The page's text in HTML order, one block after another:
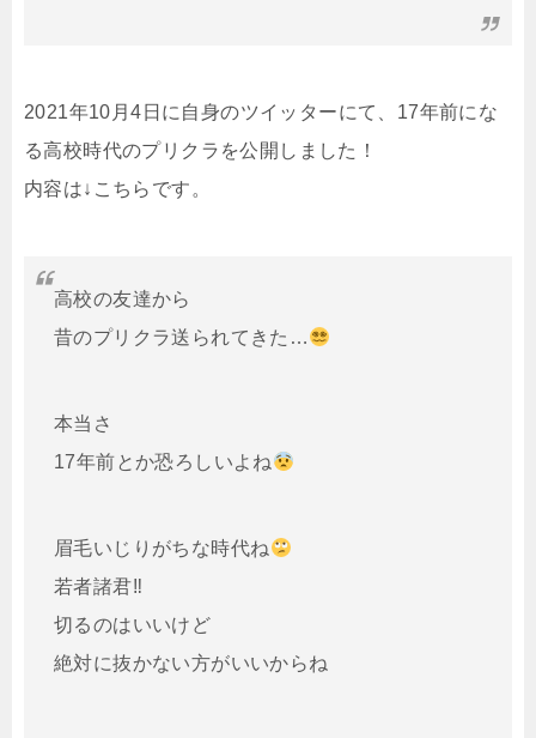
2021年10月4日に自身のツイッターにて、17年前にな
る高校時代のプリクラを公開しました！
内容は↓こちらです。
高校の友達から
昔のプリクラ送られてきた…
本当さ
17年前とか恐ろしいよね
眉毛いじりがちな時代ね
若者諸君‼︎
切るのはいいけど
絶対に抜かない方がいいからね